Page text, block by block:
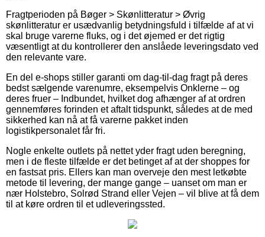
Fragtperioden på Bøger > Skønlitteratur > Øvrig
skønlitteratur er usædvanlig betydningsfuld i tilfælde af at vi
skal bruge varerne fluks, og i det øjemed er det rigtig
væsentligt at du kontrollerer den anslåede leveringsdato ved
den relevante vare.
En del e-shops stiller garanti om dag-til-dag fragt på deres
bedst sælgende varenumre, eksempelvis Onklerne – og
deres fruer – Indbundet, hvilket dog afhænger af at ordren
gennemføres forinden et aftalt tidspunkt, således at de med
sikkerhed kan nå at få varerne pakket inden
logistikpersonalet får fri.
Nogle enkelte outlets på nettet yder fragt uden beregning,
men i de fleste tilfælde er det betinget af at der shoppes for
en fastsat pris. Ellers kan man overveje den mest letkøbte
metode til levering, der mange gange – uanset om man er
nær Holstebro, Solrød Strand eller Vejen – vil blive at få dem
til at køre ordren til et udleveringssted.